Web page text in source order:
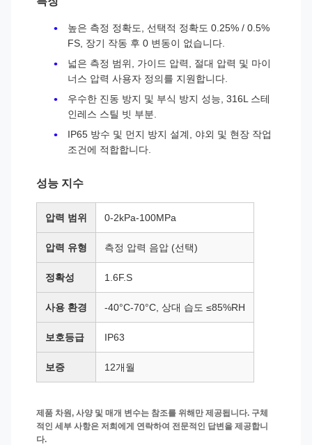
높은 측정 정확도, 선택적 정확도 0.25% / 0.5%
FS, 장기 작동 후 0 변동이 없습니다.
넓은 측정 범위, 가이드 압력, 절대 압력 및 마이
너스 압력 사용자 정의를 지원합니다.
우수한 진동 방지 및 부식 방지 성능, 316L 스테
인레스 스틸 빗 부분.
IP65 방수 및 먼지 방지 설계, 야외 및 현장 작업
조건에 적합합니다.
성능 지수
압력 범위 0-2kPa-100MPa
압력 유형 측정 압력 음압 (선택)
정확성 1.6F.S
사용 환경 -40°C-70°C, 상대 습도 ≤85%RH
보호등급 IP63
보증 12개월
제품 차원, 사양 및 매개 변수는 참조를 위해만 제공됩니다. 구체
적인 세부 사항은 저희에게 연락하여 전문적인 답변을 제공합니
다.